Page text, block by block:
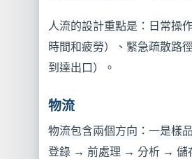
人流的設計重點是：日常操
時間和疲勞）、緊急疏散路
到達出口）。
物流
物流包含兩個方向：一是樣
登錄 → 前處理 → 分析 → 儲